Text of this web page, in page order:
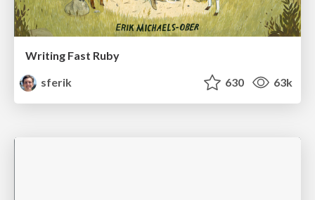
Writing Fast Ruby
sferik
630 63k